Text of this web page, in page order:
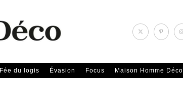
Fée du logis Évasion Focus Maison Homme Déco